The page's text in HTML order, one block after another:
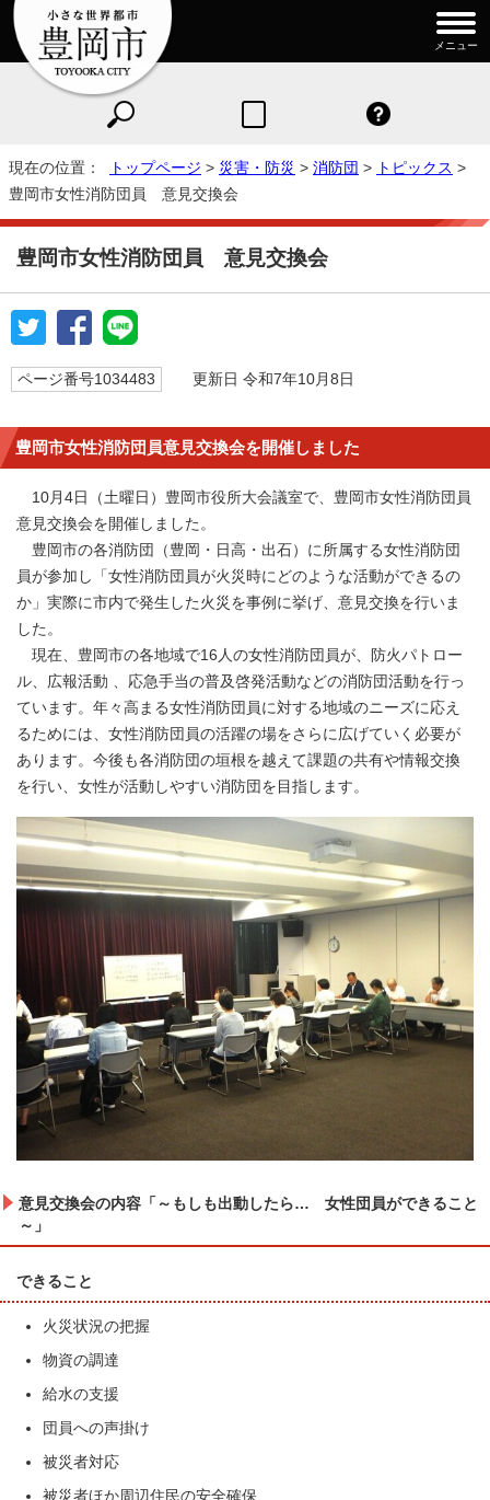
メニュー
現在の位置： トップページ > 災害・防災 > 消防団 > トピックス >
豊岡市女性消防団員 意見交換会
豊岡市女性消防団員 意見交換会
ページ番号1034483 更新日 令和7年10月8日
豊岡市女性消防団員意見交換会を開催しました
10月4日（土曜日）豊岡市役所大会議室で、豊岡市女性消防団員
意見交換会を開催しました。
豊岡市の各消防団（豊岡・日高・出石）に所属する女性消防団
員が参加し「女性消防団員が火災時にどのような活動ができるの
か」実際に市内で発生した火災を事例に挙げ、意見交換を行いま
した。
現在、豊岡市の各地域で16人の女性消防団員が、防火パトロー
ル、広報活動 、応急手当の普及啓発活動などの消防団活動を行っ
ています。年々高まる女性消防団員に対する地域のニーズに応え
るためには、女性消防団員の活躍の場をさらに広げていく必要が
あります。今後も各消防団の垣根を越えて課題の共有や情報交換
を行い、女性が活動しやすい消防団を目指します。
意見交換会の内容「～もしも出動したら… 女性団員ができること
～」
できること
火災状況の把握
物資の調達
給水の支援
団員への声掛け
被災者対応
被災者ほか周辺住民の安全確保